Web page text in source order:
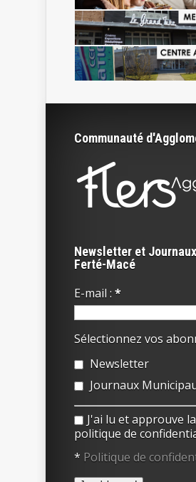
Communauté
Newsletter et
Ferté-Macé
E-mail : *
Sélectionnez vos
Newsletter
Journaux
J'ai lu et approuve la
politique de
* Politique de